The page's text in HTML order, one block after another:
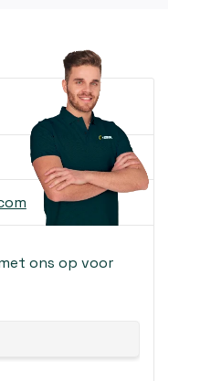
ons op voor